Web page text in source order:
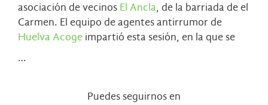
asociación de vecinos El Ancla, de la barriada de el
Carmen. El equipo de agentes antirrumor de
Huelva Acoge impartió esta sesión, en la que se
…
Puedes seguirnos en